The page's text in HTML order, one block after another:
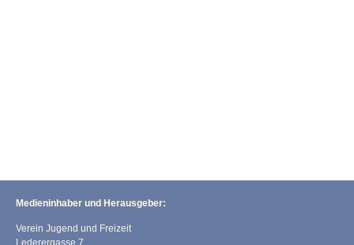
Medieninhaber und Herausgeber:
Verein Jugend und Freizeit